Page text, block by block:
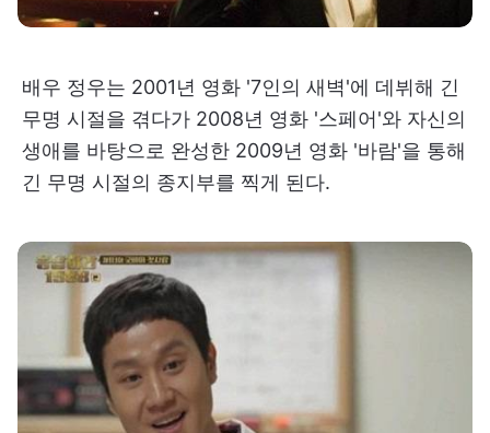
배우 정우는 2001년 영화 '7인의 새벽'에 데뷔해 긴
무명 시절을 겪다가 2008년 영화 '스페어'와 자신의
생애를 바탕으로 완성한 2009년 영화 '바람'을 통해
긴 무명 시절의 종지부를 찍게 된다.